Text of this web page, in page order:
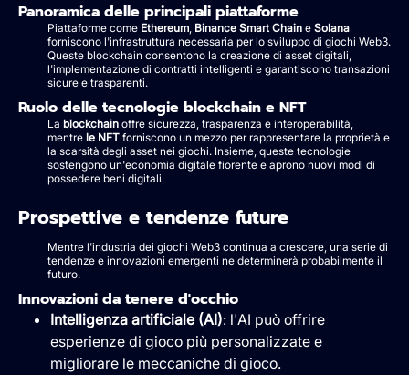
Panoramica delle principali piattaforme
Piattaforme come Ethereum, Binance Smart Chain e Solana
forniscono l'infrastruttura necessaria per lo sviluppo di giochi Web3.
Queste blockchain consentono la creazione di asset digitali,
l'implementazione di contratti intelligenti e garantiscono transazioni
sicure e trasparenti.
Ruolo delle tecnologie blockchain e NFT
La blockchain offre sicurezza, trasparenza e interoperabilità,
mentre le NFT forniscono un mezzo per rappresentare la proprietà e
la scarsità degli asset nei giochi. Insieme, queste tecnologie
sostengono un'economia digitale fiorente e aprono nuovi modi di
possedere beni digitali.
Prospettive e tendenze future
Mentre l'industria dei giochi Web3 continua a crescere, una serie di
tendenze e innovazioni emergenti ne determinerà probabilmente il
futuro.
Innovazioni da tenere d'occhio
Intelligenza artificiale (AI): l'AI può offrire
esperienze di gioco più personalizzate e
migliorare le meccaniche di gioco.